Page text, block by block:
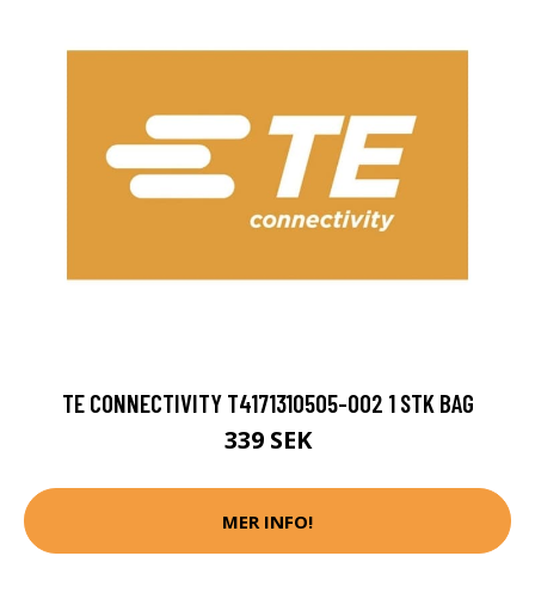
TE CONNECTIVITY T4171310505-002 1 STK BAG
339 SEK
MER INFO!